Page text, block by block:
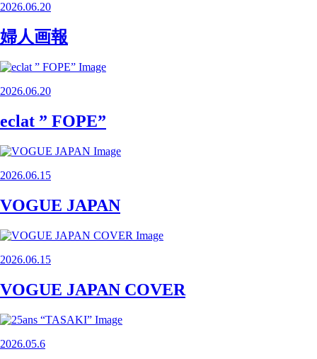
2026.06.20
婦人画報
2026.06.20
eclat ” FOPE”
2026.06.15
VOGUE JAPAN
2026.06.15
VOGUE JAPAN COVER
2026.05.6